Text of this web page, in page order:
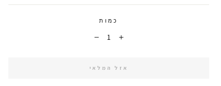
כמות
+
אזל המלאי